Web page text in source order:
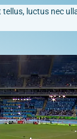
luctus nec